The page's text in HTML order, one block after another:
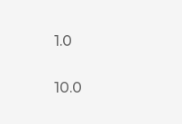
1.0
10.0